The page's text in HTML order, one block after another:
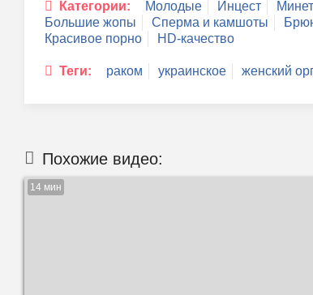
Категории: Молодые Инцест Минет
Большие жопы
Сперма и камшоты
Красивое порно
HD-качество
Теги: раком украинское женский
Похожие видео:
14 мин